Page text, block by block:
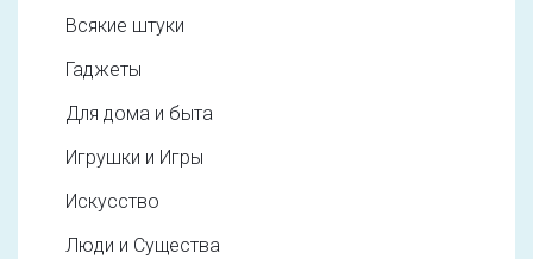
Всякие штуки
Гаджеты
Для дома и быта
Игрушки и Игры
Искусство
Люди и Существа